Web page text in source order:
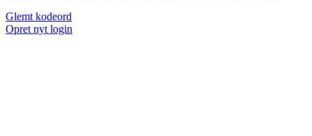
Glemt kodeord
Opret nyt login